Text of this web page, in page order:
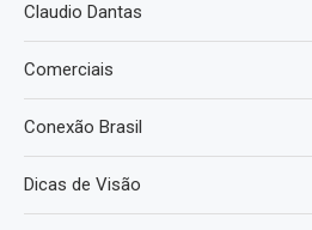
Claudio Dantas
Comerciais
Conexão Brasil
Dicas de Visão